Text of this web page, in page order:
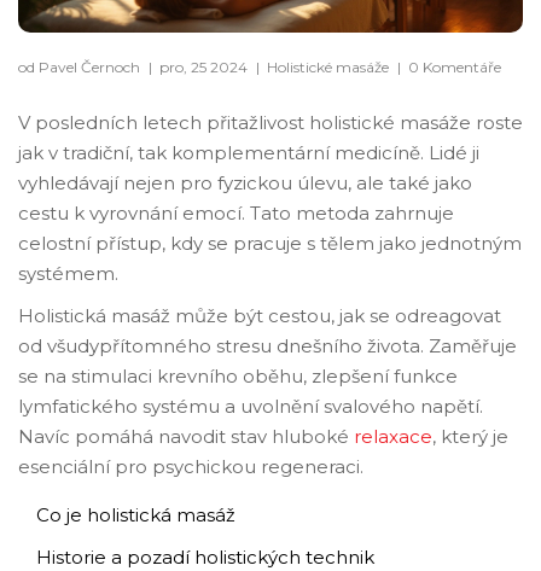
od Pavel Černoch | pro, 25 2024 | Holistické masáže | 0 Komentáře
V posledních letech přitažlivost holistické masáže roste
jak v tradiční, tak komplementární medicíně. Lidé ji
vyhledávají nejen pro fyzickou úlevu, ale také jako
cestu k vyrovnání emocí. Tato metoda zahrnuje
celostní přístup, kdy se pracuje s tělem jako jednotným
systémem.
Holistická masáž může být cestou, jak se odreagovat
od všudypřítomného stresu dnešního života. Zaměřuje
se na stimulaci krevního oběhu, zlepšení funkce
lymfatického systému a uvolnění svalového napětí.
Navíc pomáhá navodit stav hluboké relaxace, který je
esenciální pro psychickou regeneraci.
Co je holistická masáž
Historie a pozadí holistických technik